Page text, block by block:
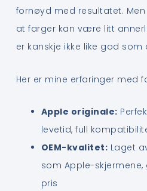
fornøyd med resultatet.
at farger kan være litt
er kanskje ikke like god som
Her er mine erfaringer med
Apple originale:
levetid, full
OEM-kvalitet: Laget
som Apple-
pris